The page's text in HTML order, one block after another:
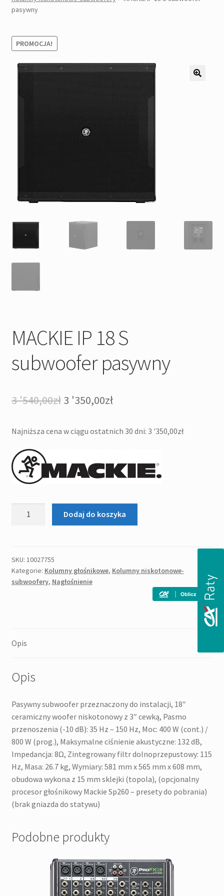
Pozostałe
pasywny
PROMOCJA!
MACKIE IP 18 S
subwoofer pasywny
3 '540,00zł Pierwotna
wynosiła:
'540,00zł.
3 '350,00złAktualna
wynosi:
'350,00zł.
Najniższa cena w ciągu ostatnich 30 dni: 3 '350,00zł
S
subwoofer
pasywny
Dodaj do koszyka
SKU: 10027755
Kategorie: Kolumny głośnikowe, Kolumny niskotonowe-
subwoofery, Nagłośnienie
Opis
Opis
Pasywny subwoofer przeznaczony do instalacji, 18″
ceramiczny woofer niskotonowy z 3″ cewką, Pasmo
przenoszenia (-10 dB): 35 Hz – 150 Hz, Moc: 400 W (cont.) /
800 W (prog.), Maksymalne ciśnienie akustyczne: 132 dB,
Impedancja: 8Ω, Zintegrowany filtr dolnoprzepustowy: 115
Hz, Masa: 26.7 kg, Wymiary: 581 mm x 565 mm x 608 mm,
obudowa wykona z 15 mm sklejki (topola), (opcjonalny
procesor głośnikowy Mackie Sp260 – presety do pobrania)
(brak gniazda do statywu)
Podobne produkty